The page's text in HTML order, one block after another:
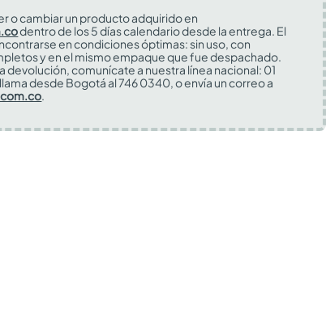
o cambiar un producto adquirido en
dentro de los 5 días calendario desde la entrega. El
en condiciones óptimas: sin uso, con
y en el mismo empaque que fue despachado.
devolución, comunícate a nuestra línea nacional: 01
desde Bogotá al 746 0340, o envía un correo a
.